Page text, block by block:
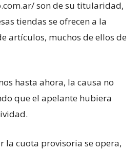
son de su titularidad,
tiendas se ofrecen a la
artículos, muchos de ellos de
hasta ahora, la causa no
que el apelante hubiera
la cuota provisoria se opera,